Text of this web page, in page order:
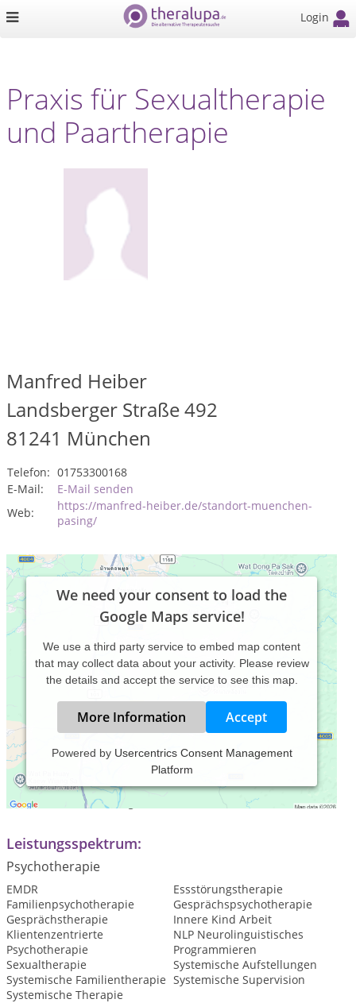
Login
Praxis für Sexualtherapie
und Paartherapie
Manfred Heiber
Landsberger Straße 492
81241 München
Telefon: 01753300168
E-Mail:
E-Mail senden
Web:
https://manfred-heiber.de/standort-muenchen-
pasing/
We need your consent to load the
Google Maps service!
We use a third party service to embed map content
that may collect data about your activity. Please review
the details and accept the service to see this map.
More Information Accept
Powered by Usercentrics Consent Management
Platform
Praxiszeiten:
Und nach Vereinbarung
Leistungsspektrum:
Psychotherapie
EMDR
Essstörungstherapie
Familienpsychotherapie
Gesprächspsychotherapie
Gesprächstherapie
Innere Kind Arbeit
Klientenzentrierte
Psychotherapie
NLP Neurolinguistisches
Programmieren
Sexualtherapie
Systemische Aufstellungen
Systemische Familientherapie Systemische Supervision
Systemische Therapie